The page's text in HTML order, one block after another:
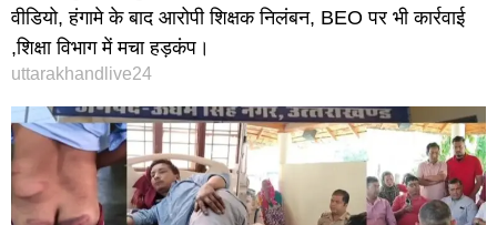
वीडियो, हंगामे के बाद आरोपी शिक्षक निलंबन, BEO पर भी कार्रवाई
,शिक्षा विभाग में मचा हड़कंप।
uttarakhandlive24